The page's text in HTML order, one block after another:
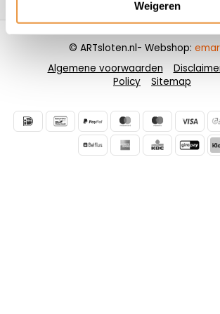
Weigeren
Algemene voorwaarden
Policy
Sitemap
© ARTsloten.nl- Webshop: